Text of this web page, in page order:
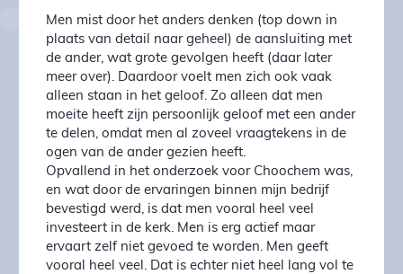
Men mist door het anders denken (top down in
plaats van detail naar geheel) de aansluiting met
de ander, wat grote gevolgen heeft (daar later
meer over). Daardoor voelt men zich ook vaak
alleen staan in het geloof. Zo alleen dat men
moeite heeft zijn persoonlijk geloof met een ander
te delen, omdat men al zoveel vraagtekens in de
ogen van de ander gezien heeft.
Opvallend in het onderzoek voor Choochem was,
en wat door de ervaringen binnen mijn bedrijf
bevestigd werd, is dat men vooral heel veel
investeert in de kerk. Men is erg actief maar
ervaart zelf niet gevoed te worden. Men geeft
vooral heel veel. Dat is echter niet heel lang vol te